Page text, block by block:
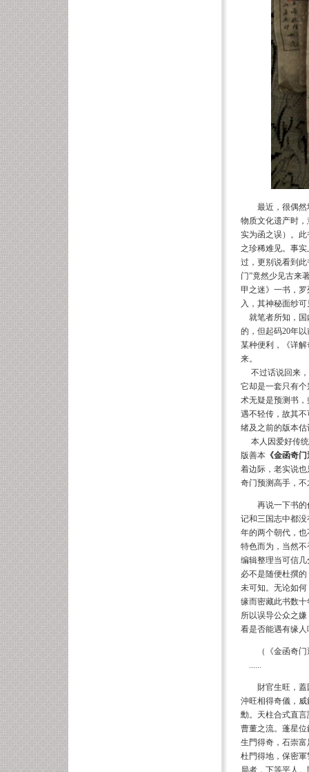
最近，很偶
物质文化遗产时
实为函之误）。
之珍稀难见。事
过，更别说看到
门”竟然少见古来
甲之迷》一书，
入，其神秘面纱
就笔者所知，国
的，但起码20年
某种便利，《详
来。
不过话说回来
它却是一套只有
术无疑是预测书，
遇不轻传，故其
绪及之前的版本
本人因爱好传
版善本《金函奇门
着边际，老实说
奇门预测高手，
再说一下书
记和三国志中都
年的两个朝代，
特色而为，当然
编辑整理当可信
必不是随便杜撰
未可知。无论如
缘而密藏此书数
所以误导公众之
看是否能遇有缘人
（
《金函奇
......
財官生旺，
沖旺相得奇儀，
勳。天柱合式直言
曹董之流。蓬星
生門得奇，石崇富
杜門得地，保密
局者，下等平人。